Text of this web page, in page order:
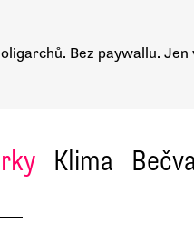
Bez paywallu. Jen
Klima